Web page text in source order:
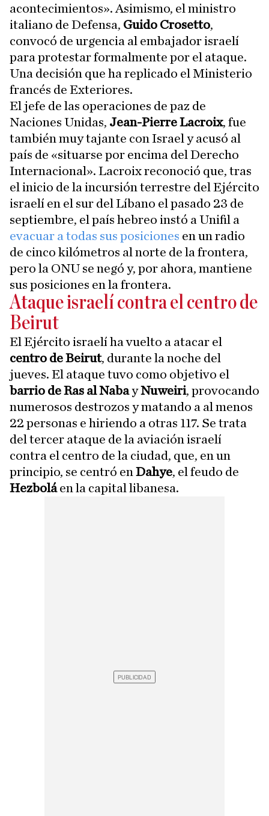
acontecimientos». Asimismo, el ministro
italiano de Defensa, Guido Crosetto,
convocó de urgencia al embajador israelí
para protestar formalmente por el ataque.
Una decisión que ha replicado el Ministerio
francés de Exteriores.
El jefe de las operaciones de paz de
Naciones Unidas, Jean-Pierre Lacroix, fue
también muy tajante con Israel y acusó al
país de «situarse por encima del Derecho
Internacional». Lacroix reconoció que, tras
el inicio de la incursión terrestre del Ejército
israelí en el sur del Líbano el pasado 23 de
septiembre, el país hebreo instó a Unifil a
evacuar a todas sus posiciones en un radio
de cinco kilómetros al norte de la frontera,
pero la ONU se negó y, por ahora, mantiene
sus posiciones en la frontera.
Ataque israelí contra el centro de
Beirut
El Ejército israelí ha vuelto a atacar el
centro de Beirut, durante la noche del
jueves. El ataque tuvo como objetivo el
barrio de Ras al NabayNuweiri, provocando
numerosos destrozos y matando a al menos
22 personas e hiriendo a otras 117. Se trata
del tercer ataque de la aviación israelí
contra el centro de la ciudad, que, en un
principio, se centró en Dahye, el feudo de
Hezboláen la capital libanesa.